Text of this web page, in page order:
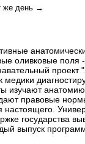
же день →
оливковые поля
проект
медики
изучают
правовые
государства
выпуск